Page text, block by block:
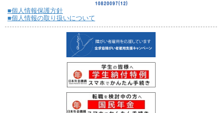
■個人情報保護方針
■個人情報の取り扱いについて